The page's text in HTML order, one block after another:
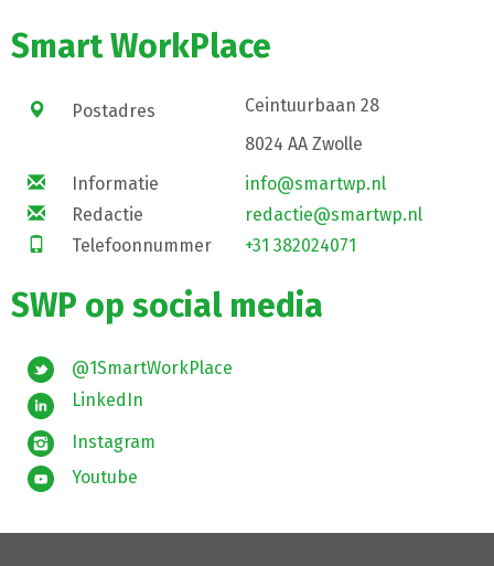
Smart WorkPlace
Postadres
Ceintuurbaan 28
8024 AA Zwolle
Informatie
info@smartwp.nl
Redactie
redactie@smartwp.nl
Telefoonnummer
+31 382024071
SWP op social media
@1SmartWorkPlace
LinkedIn
Instagram
Youtube